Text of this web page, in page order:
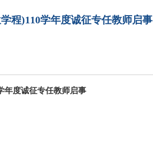
程)110学年度诚征专任教师启事
年度诚征专任教师启事